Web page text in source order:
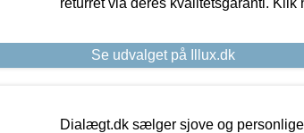
Se udvalget på Illux.dk
Dialægt.dk sælger sjove og